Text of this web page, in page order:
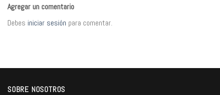
Agregar un comentario
Debes iniciar sesión para comentar.
SOBRE NOSOTROS